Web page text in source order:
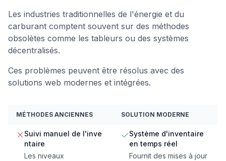
Les industries traditionnelles de l'énergie et du
carburant comptent souvent sur des méthodes
obsolètes comme les tableurs ou des systèmes
décentralisés.
Ces problèmes peuvent être résolus avec des
solutions web modernes et intégrées.
MÉTHODES ANCIENNES SOLUTION MODERNE
Suivi manuel de l'inve
ntaire
Les niveaux
Système d'inventaire
en temps réel
Fournit des mises à jour